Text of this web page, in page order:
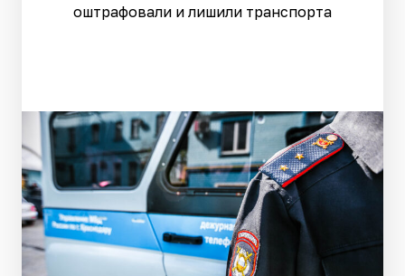
оштрафовали и лишили транспорта